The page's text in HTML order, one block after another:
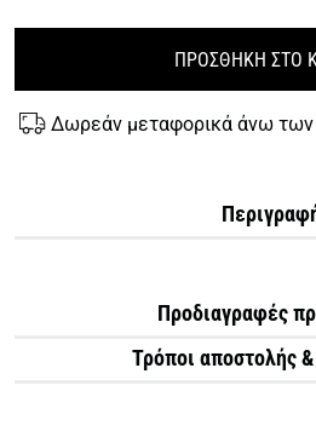
ΠΡΟΣΘΗΚΗ ΣΤΟ
Δωρεάν μεταφορικά άνω
Προδιαγραφές
Τρόποι αποστολής